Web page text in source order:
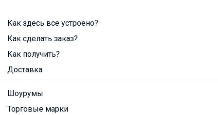
Как здесь все устроено?
Как сделать заказ?
Как получить?
Доставка
Шоурумы
Торговые марки